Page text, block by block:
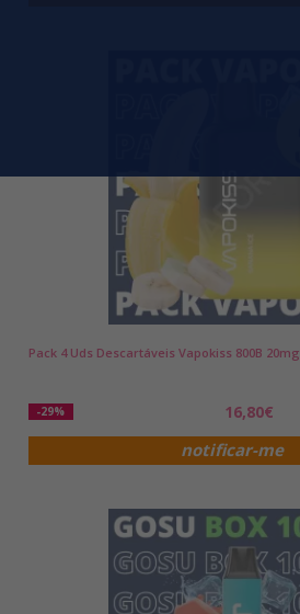
notificar-me
Pack 4 Uds Descartáveis Vapokiss 800B 20mg
-29% 16,80€